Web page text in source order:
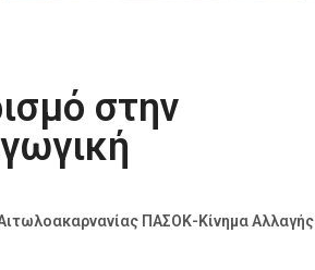
στην
ΠΑΣΟΚ-Κίνημα Αλλαγής